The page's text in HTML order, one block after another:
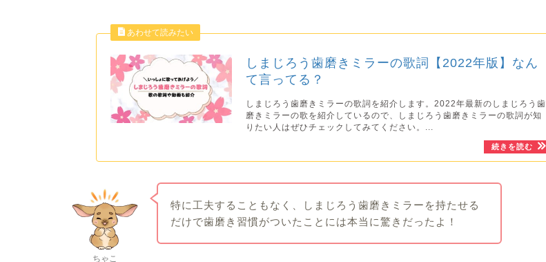
しまじろう歯磨きミラーの歌詞【2022年版】なん
て言ってる？
しまじろう歯磨きミラーの歌詞を紹介します。2022年最新のしまじろう歯
磨きミラーの歌を紹介しているので、しまじろう歯磨きミラーの歌詞が知
りたい人はぜひチェックしてみてください。...
ちゃこ
特に工夫することもなく、しまじろう歯磨きミラーを持たせる
だけで歯磨き習慣がついたことには本当に驚きだったよ！